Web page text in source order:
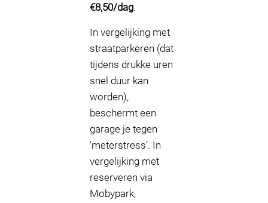
€8,50/dag.
In vergelijking met
straatparkeren (dat
tijdens drukke uren
snel duur kan
worden),
beschermt een
garage je tegen
‘meterstress’. In
vergelijking met
reserveren via
Mobypark,